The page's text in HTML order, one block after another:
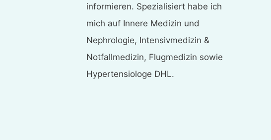
informieren. Spezialisiert habe ich
mich auf Innere Medizin und
Nephrologie, Intensivmedizin &
Notfallmedizin, Flugmedizin sowie
Hypertensiologe DHL.